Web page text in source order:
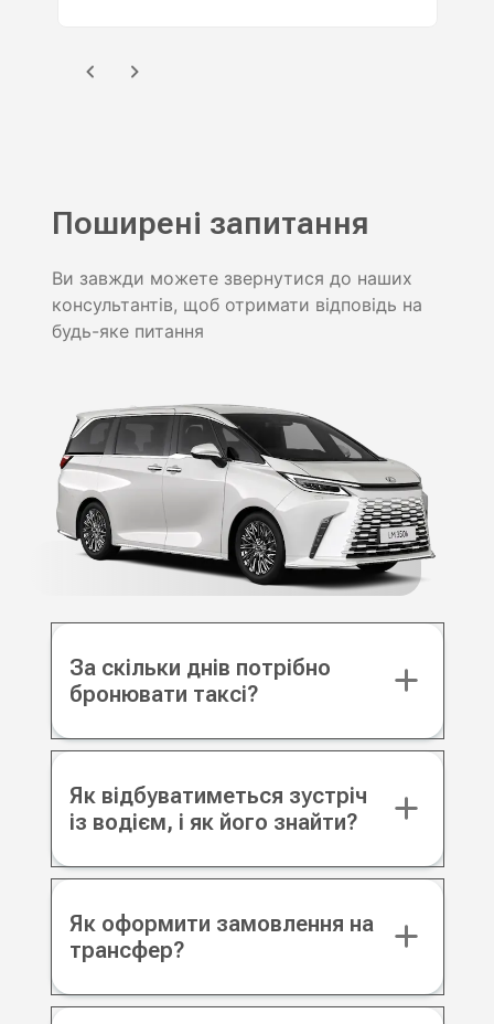
Поширені запитання
Ви завжди можете звернутися до наших
консультантів, щоб отримати відповідь на
будь-яке питання
За скільки днів потрібно
бронювати таксі?
Як відбуватиметься зустріч
із водієм, і як його знайти?
Як оформити замовлення на
трансфер?